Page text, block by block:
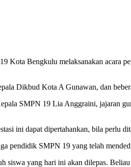
Kota Bengkulu melaksanakan acara
Dikbud Kota A Gunawan, dan
SMPN 19 Lia Anggraini, jajaran
ini dapat dipertahankan, bila perlu
pendidik SMPN 19 yang telah
siswa yang hari ini akan dilepas.